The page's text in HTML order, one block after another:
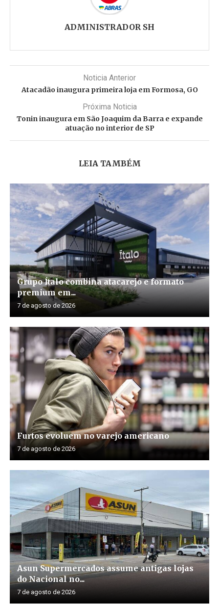
ADMINISTRADOR SH
Noticia Anterior
Atacadão inaugura primeira loja em Formosa, GO
Próxima Noticia
Tonin inaugura em São Joaquim da Barra e expande
atuação no interior de SP
LEIA TAMBÉM
Grupo Ítalo combina atacarejo e formato
premium em...
7 de agosto de 2026
Furtos evoluem no varejo americano
7 de agosto de 2026
Asun Supermercados assume antigas lojas
do Nacional no...
7 de agosto de 2026